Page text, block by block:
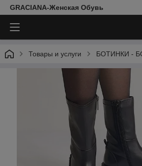
GRACIANA-Женская Обувь
Товары и услуги БОТИНКИ -